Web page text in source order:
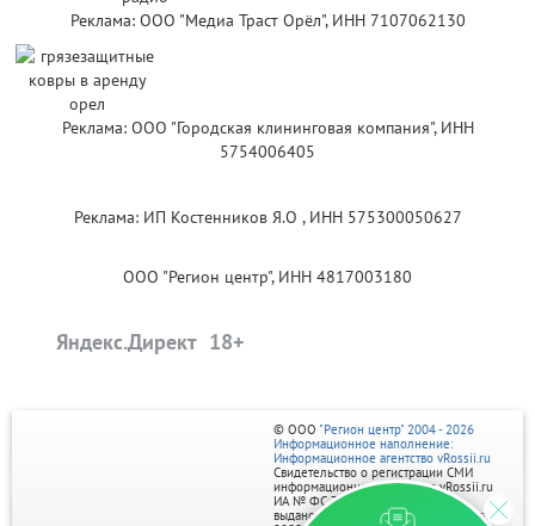
Реклама: ООО "Медиа Траст Орёл", ИНН 7107062130
Реклама: ООО "Городская клининговая компания", ИНН
5754006405
Реклама: ИП Костенников Я.О , ИНН 575300050627
ООО "Регион центр", ИНН 4817003180
Яндекс.Директ
© ООО "Регион центр" 2004 - 2026
Информационное наполнение:
Информационное агентство vRossii.ru
Свидетельство о регистрации СМИ
информационного агентства vRossii.ru
ИА № ФС 77‑35502
выдано РОСКОМНАДЗОРом 04 марта